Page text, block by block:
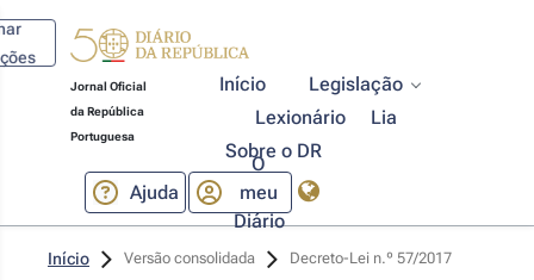
Jornal Oficial
da República
Portuguesa
Início
Legislação
Lexionário
Lia
Sobre o DR
Ajuda
O
meu
Diário
Início Versão consolidada Decreto-Lei n.º 57/2017
Lei